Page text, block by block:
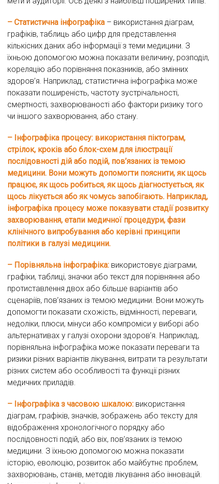
– Статистична інфографіка – використання діаграм,
графіків, таблиць або цифр для представлення
кількісних даних або інформації з теми медицини. З
їхньою допомогою можна показати величину, розподіл,
кореляцію або порівняння показників, або змінних
здоров’я. Наприклад, статистична інфографіка може
показати поширеність, частоту зустрічальності,
смертності, захворюваності або фактори ризику того
чи іншого захворювання, або стану.
– Інфографіка процесу: використання піктограм,
стрілок, кроків або блок-схем для ілюстрації
послідовності дій або подій, пов’язаних із темою
медицини. Вони можуть допомогти пояснити, як щось
працює, як щось робиться, як щось діагностується, як
щось лікується або як чомусь запобігають. Наприклад,
інфографіка процесу може показувати стадії розвитку
захворювання, етапи медичної процедури, фази
клінічного випробування або керівні принципи
політики в галузі медицини.
– Порівняльна інфографіка: використовує діаграми,
графіки, таблиці, значки або текст для порівняння або
протиставлення двох або більше варіантів або
сценаріїв, пов’язаних із темою медицини. Вони можуть
допомогти показати схожість, відмінності, переваги,
недоліки, плюси, мінуси або компроміси у виборі або
альтернативах у галузі охорони здоров’я. Наприклад,
порівняльна інфографіка може показати переваги та
ризики різних варіантів лікування, витрати та результати
різних систем або особливості та функції різних
медичних приладів.
– Інфографіка з часовою шкалою: використання
діаграм, графіків, значків, зображень або тексту для
відображення хронологічного порядку або
послідовності подій, або віх, пов’язаних із темою
медицини. З їхньою допомогою можна показати
історію, еволюцію, розвиток або майбутнє проблем,
захворювань, станів, методів лікування або інновацій.